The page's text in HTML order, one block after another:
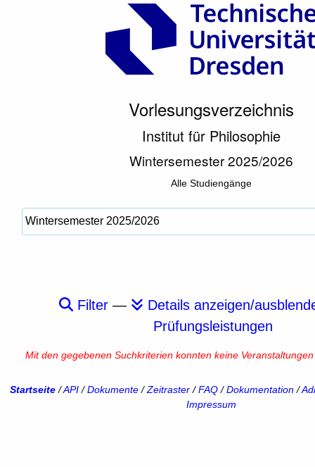
Vorlesungsverzeichnis
Institut für Philosophie
Wintersemester 2025/2026
Alle Studiengänge
Filter —
Details anzeigen/
Prüfungsleistungen
Mit den gegebenen Suchkriterien konnten keine
Startseite/API/Dokumente/Zeitraster/FAQ/Dokumentation/
Impressum